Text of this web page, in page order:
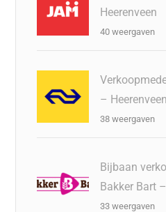
Heerenveen
40 weergaven
– Heerenveen
38 weergaven
Bijbaan
Bakker Bart
33 weergaven